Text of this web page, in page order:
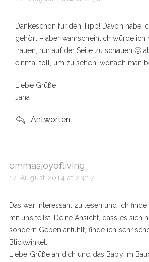
s
:
Dankeschön für den Tipp! Davon habe
gehört – aber wahrscheinlich würde ich
trauen, nur auf der Seite zu schauen 🙂
einmal toll, um zu sehen, wonach man
Liebe Grüße
Jana
Antworten
s
a
s
:
emmasjoyofliving
17. August 2014 at 23:17
Das war interessant zu lesen und ich
mit uns teilst. Deine Ansicht, dass es sich
sondern Geben anfühlt, finde ich sehr
Blickwinkel.
Liebe Grüße an dich und das Baby im